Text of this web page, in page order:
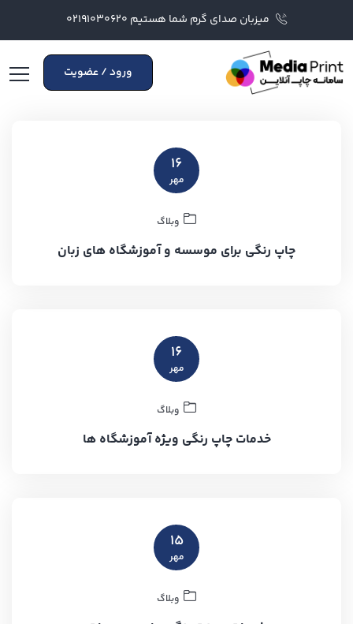
میزبان صدای گرم شما هستیم ۰۲۱۹۱۰۳۰۶۲۰
ورود / عضویت
۱۶
مهر
وبلاگ
چاپ رنگی برای موسسه و آموزشگاه های زبان
۱۶
مهر
وبلاگ
خدمات چاپ رنگی ویژه آموزشگاه‌ ها
۱۵
مهر
وبلاگ